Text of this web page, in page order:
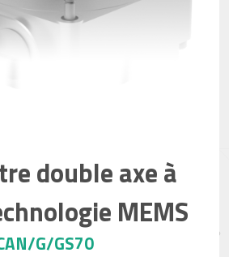
double axe à
MEMS
G/GS70